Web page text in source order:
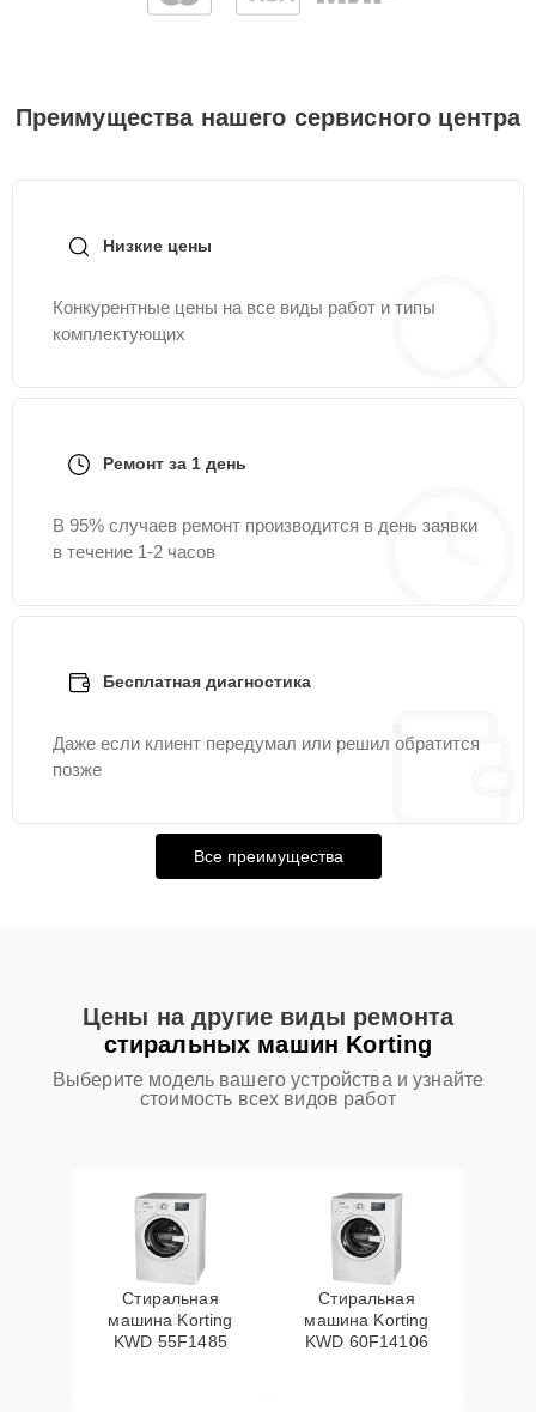
Преимущества нашего сервисного центра
Низкие цены
Конкурентные цены на все виды работ и типы
комплектующих
Ремонт за 1 день
В 95% случаев ремонт производится в день заявки
в течение 1-2 часов
Бесплатная диагностика
Даже если клиент передумал или решил обратится
позже
Все преимущества
Цены на другие виды ремонта
стиральных машин Korting
Выберите модель вашего устройства и узнайте
стоимость всех видов работ
Стиральная
машина Korting
KWD 55F1485
Стиральная
машина Korting
KWD 60F14106